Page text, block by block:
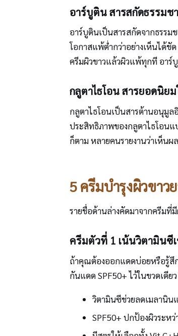
อาร์บูติน สารสกัดธรรมช
อาร์บูตินเป็นสารสกัดจากธรรม
โอกาสแพ้ต่ำกว่าอย่างเห็นได้ชั
ครีมผิวขาวแล้วผิวแพ้ทุกที อาร์
กลูตาไธโอน สารยอดนิย
กลูตาไธโอนเป็นสารต้านอนุมูล
ประสิทธิภาพของกลูตาไธโอนแ
ก็ตาม หลายคนรายงานว่าเห็นผ
5 ครีมบำรุงผิวขาว
รายชื่อด้านล่างคัดมาจากครีมที่
ครีมตัวที่ 1 เน้นวิตามินซี
ถ้าคุณต้องออกแดดบ่อยหรือรู้สึ
กันแดด SPF50+ ไว้ในขวดเดีย
วิตามินซีช่วยลดเมลานิน
SPF50+ ปกป้องผิวระห